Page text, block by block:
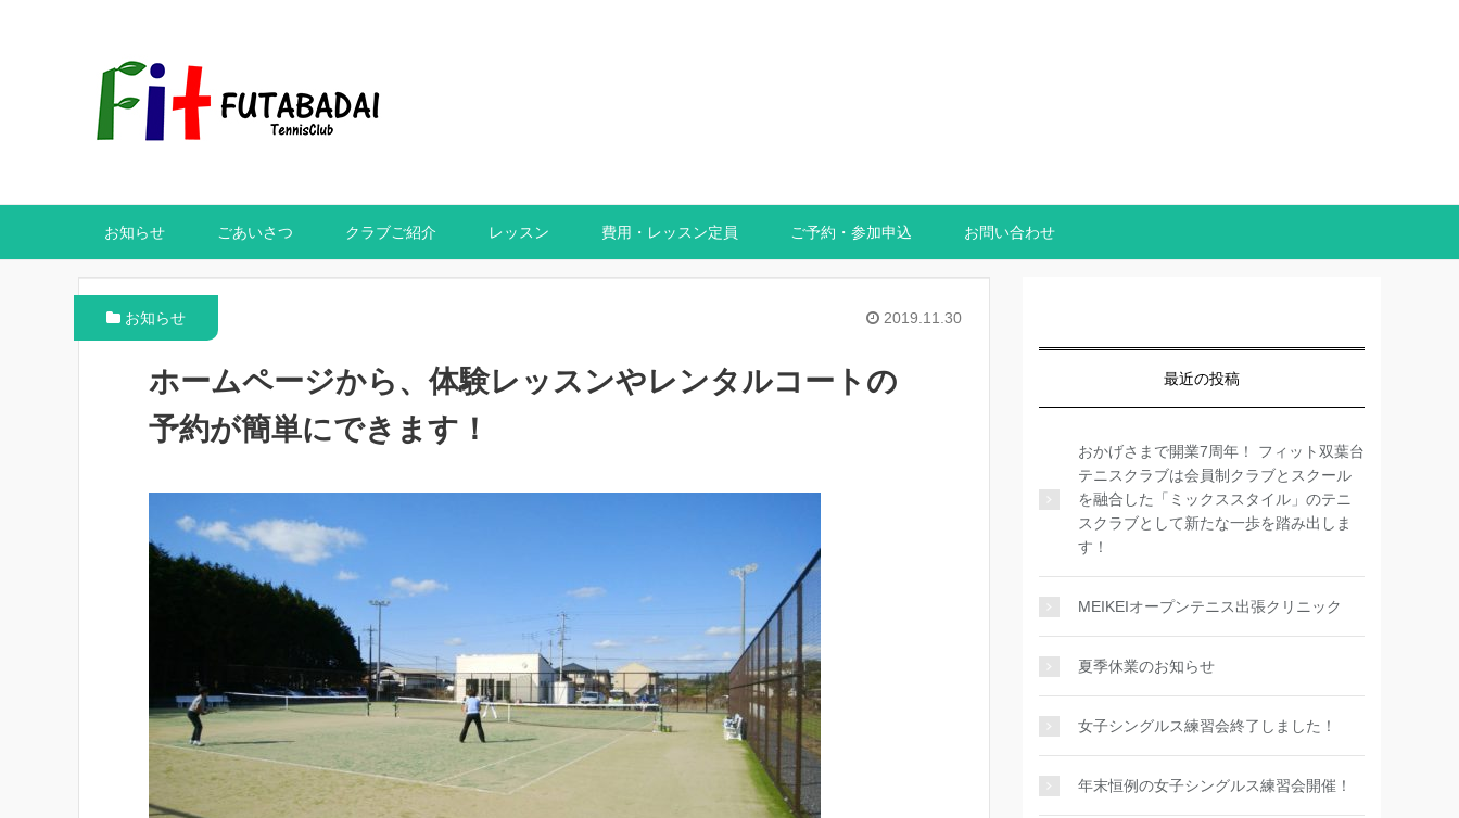
お知らせ ごあいさつ クラブご紹介 レッスン 費用・レッスン定員 ご予約・参加申込 お問い合わせ
2019.11.30
お知らせ
ホームページから、体験レッスンやレンタルコートの
予約が簡単にできます！
最近の投稿
おかげさまで開業7周年！ フィット双葉台
テニスクラブは会員制クラブとスクール
を融合した「ミックススタイル」のテニ
スクラブとして新たな一歩を踏み出しま
す！
MEIKEIオープンテニス出張クリニック
夏季休業のお知らせ
女子シングルス練習会終了しました！
年末恒例の女子シングルス練習会開催！